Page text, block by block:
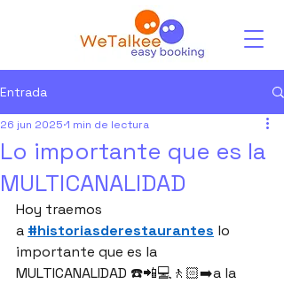
Entrada
Lo importante que es la
MULTICANALIDAD
26 jun 2025 1 min de lectura
Hoy traemos
a #historiasderestaurantes lo
importante que es la
MULTICANALIDAD ☎️📲💻🚶🏻‍➡️a la